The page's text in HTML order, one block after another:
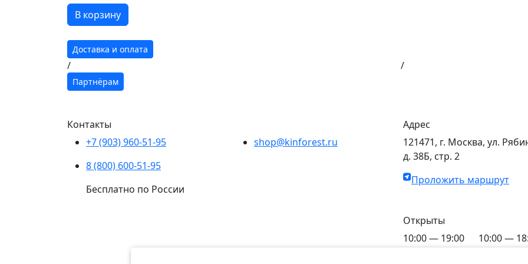
В корзину
Доставка и оплата
/
Партнёрам
/
Контакты
+7 (903) 960-51-95
8 (800) 600-51-95
Бесплатно по России
shop@kinforest.ru
Адрес
121471, г. Москва, ул.
д. 38Б, стр. 2
Проложить маршрут
Открыты
10:00 — 19:00
10:00 —